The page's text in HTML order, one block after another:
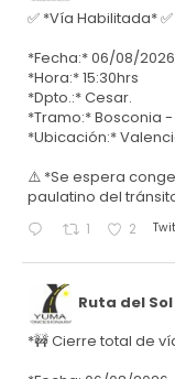
✅ *Vía Habilitada* ✅
*Fecha:* 06/08/
*Hora:* 15:30hrs
*Dpto.:* Cesar.
*Tramo:* Bosconia
*Ubicación:*
⚠️ *Se espera
paulatino del
1 2
Ruta del
*🚧 Cierre total de